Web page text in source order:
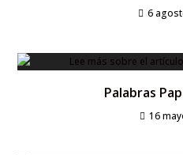
6
Palabras
16